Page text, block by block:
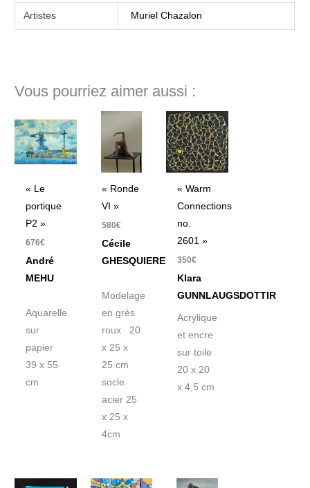
Artistes Muriel Chazalon
Vous pourriez aimer aussi :
« Le
portique
P2 »
676€
André
MEHU
Aquarelle
sur
papier
39 x 55
cm
« Ronde
VI »
580€
Cécile
GHESQUIERE
Modelage
en grès
roux 20
x 25 x
25 cm
socle
acier 25
x 25 x
4cm
« Warm
Connections
no.
2601 »
350€
Klara
GUNNLAUGSDOTTIR
Acrylique
et encre
sur toile
20 x 20
x 4,5 cm